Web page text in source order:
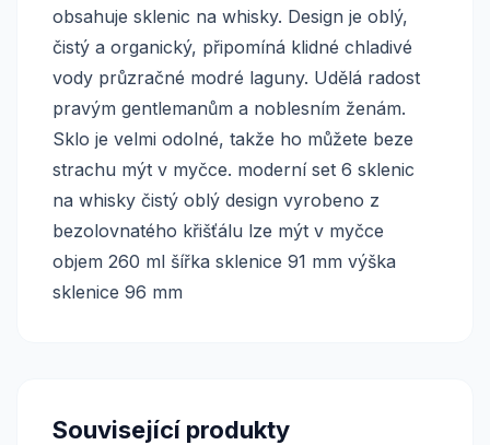
obsahuje sklenic na whisky. Design je oblý,
čistý a organický, připomíná klidné chladivé
vody průzračné modré laguny. Udělá radost
pravým gentlemanům a noblesním ženám.
Sklo je velmi odolné, takže ho můžete beze
strachu mýt v myčce. moderní set 6 sklenic
na whisky čistý oblý design vyrobeno z
bezolovnatého křišťálu lze mýt v myčce
objem 260 ml šířka sklenice 91 mm výška
sklenice 96 mm
Související produkty